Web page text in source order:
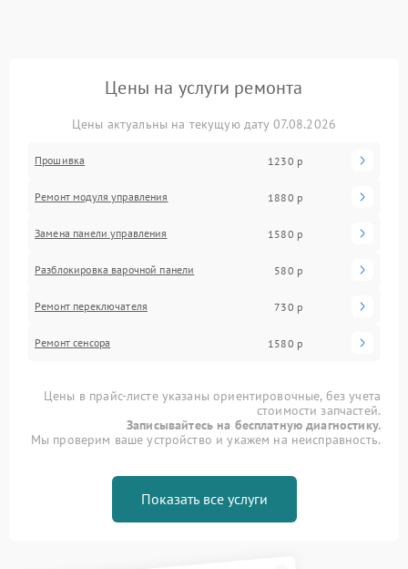
Цены на услуги ремонта
Цены актуальны на текущую дату 07.08.2026
Прошивка 1230 р
Ремонт модуля управления 1880 р
Замена панели управления 1580 р
Разблокировка варочной панели 580 р
Ремонт переключателя 730 р
Ремонт сенсора 1580 р
Цены в прайс-листе указаны ориентировочные, без учета
стоимости запчастей.
Записывайтесь на бесплатную диагностику.
Мы проверим ваше устройство и укажем на неисправность.
Показать все услуги